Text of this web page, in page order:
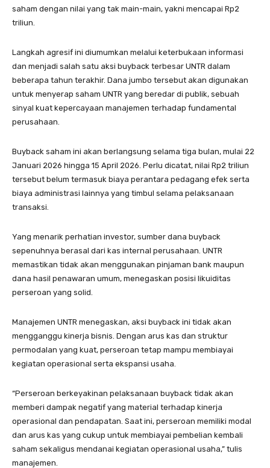
saham dengan nilai yang tak main-main, yakni mencapai Rp2
triliun.
Langkah agresif ini diumumkan melalui keterbukaan informasi
dan menjadi salah satu aksi buyback terbesar UNTR dalam
beberapa tahun terakhir. Dana jumbo tersebut akan digunakan
untuk menyerap saham UNTR yang beredar di publik, sebuah
sinyal kuat kepercayaan manajemen terhadap fundamental
perusahaan.
Buyback saham ini akan berlangsung selama tiga bulan, mulai 22
Januari 2026 hingga 15 April 2026. Perlu dicatat, nilai Rp2 triliun
tersebut belum termasuk biaya perantara pedagang efek serta
biaya administrasi lainnya yang timbul selama pelaksanaan
transaksi.
Yang menarik perhatian investor, sumber dana buyback
sepenuhnya berasal dari kas internal perusahaan. UNTR
memastikan tidak akan menggunakan pinjaman bank maupun
dana hasil penawaran umum, menegaskan posisi likuiditas
perseroan yang solid.
Manajemen UNTR menegaskan, aksi buyback ini tidak akan
mengganggu kinerja bisnis. Dengan arus kas dan struktur
permodalan yang kuat, perseroan tetap mampu membiayai
kegiatan operasional serta ekspansi usaha.
“Perseroan berkeyakinan pelaksanaan buyback tidak akan
memberi dampak negatif yang material terhadap kinerja
operasional dan pendapatan. Saat ini, perseroan memiliki modal
dan arus kas yang cukup untuk membiayai pembelian kembali
saham sekaligus mendanai kegiatan operasional usaha,” tulis
manajemen.